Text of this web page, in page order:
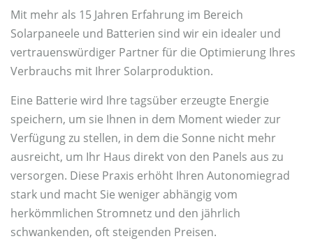
Mit mehr als 15 Jahren Erfahrung im Bereich
Solarpaneele und Batterien sind wir ein idealer und
vertrauenswürdiger Partner für die Optimierung Ihres
Verbrauchs mit Ihrer Solarproduktion.
Eine Batterie wird Ihre tagsüber erzeugte Energie
speichern, um sie Ihnen in dem Moment wieder zur
Verfügung zu stellen, in dem die Sonne nicht mehr
ausreicht, um Ihr Haus direkt von den Panels aus zu
versorgen. Diese Praxis erhöht Ihren Autonomiegrad
stark und macht Sie weniger abhängig vom
herkömmlichen Stromnetz und den jährlich
schwankenden, oft steigenden Preisen.